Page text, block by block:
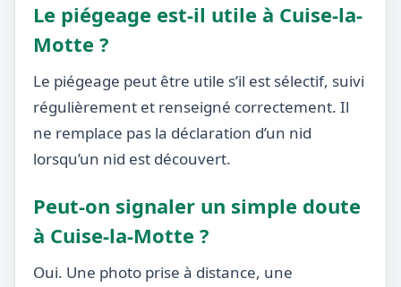
Le piégeage est-il utile à Cuise-la-
Motte ?
Le piégeage peut être utile s’il est sélectif, suivi
régulièrement et renseigné correctement. Il
ne remplace pas la déclaration d’un nid
lorsqu’un nid est découvert.
Peut-on signaler un simple doute
à Cuise-la-Motte ?
Oui. Une photo prise à distance, une